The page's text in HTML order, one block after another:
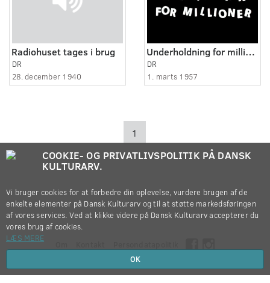
Radiohuset tages i brug
DR
28. december 1940
Underholdning for millioner
DR
1. marts 1957
1
Copyright © 2012-2026
COOKIE- OG PRIVATLIVSPOLITIK PÅ DANSK
KULTURARV.
Vi bruger cookies for at forbedre din oplevelse, vurdere brugen af de
enkelte elementer på Dansk Kulturarv og til at støtte markedsføringen
af vores services. Ved at klikke videre på Dansk Kulturarv accepterer du
vores brug af cookies.
LÆS MERE
OK